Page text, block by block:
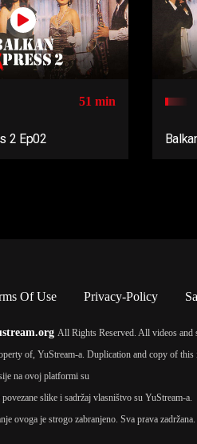
51 min
2 Ep02
Of Use Privacy-Policy
All Rights Reserved. All videos and
of, YuStream-a. Duplication and copy of
na ovoj platformi su
slike i sadržaj vlasništvo su YuStream-a.
ovoga je strogo zabranjeno. Sva prava zadržana.